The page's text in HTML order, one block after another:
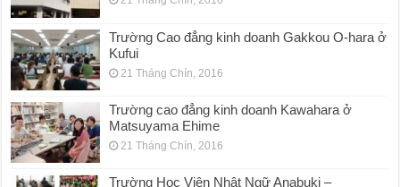
Trường Cao đẳng kinh doanh Gakkou O-hara ở
Kufui
21 Tháng Chín, 2016
Trường cao đẳng kinh doanh Kawahara ở
Matsuyama Ehime
21 Tháng Chín, 2016
Trường Học Viện Nhật Ngữ Anabuki –